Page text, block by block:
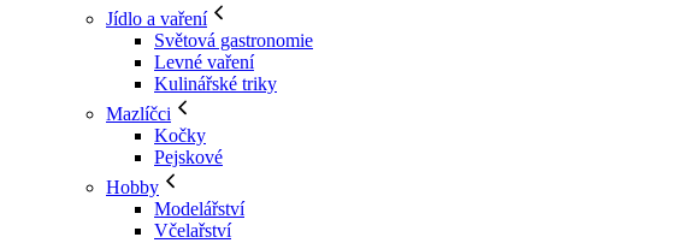
Jídlo a vaření
Světová gastronomie
Levné vaření
Kulinářské triky
Mazlíčci
Kočky
Pejskové
Hobby
Modelářství
Včelařství